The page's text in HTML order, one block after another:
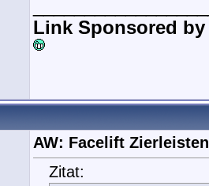
Link Sponsored
AW: Facelift
Zitat: